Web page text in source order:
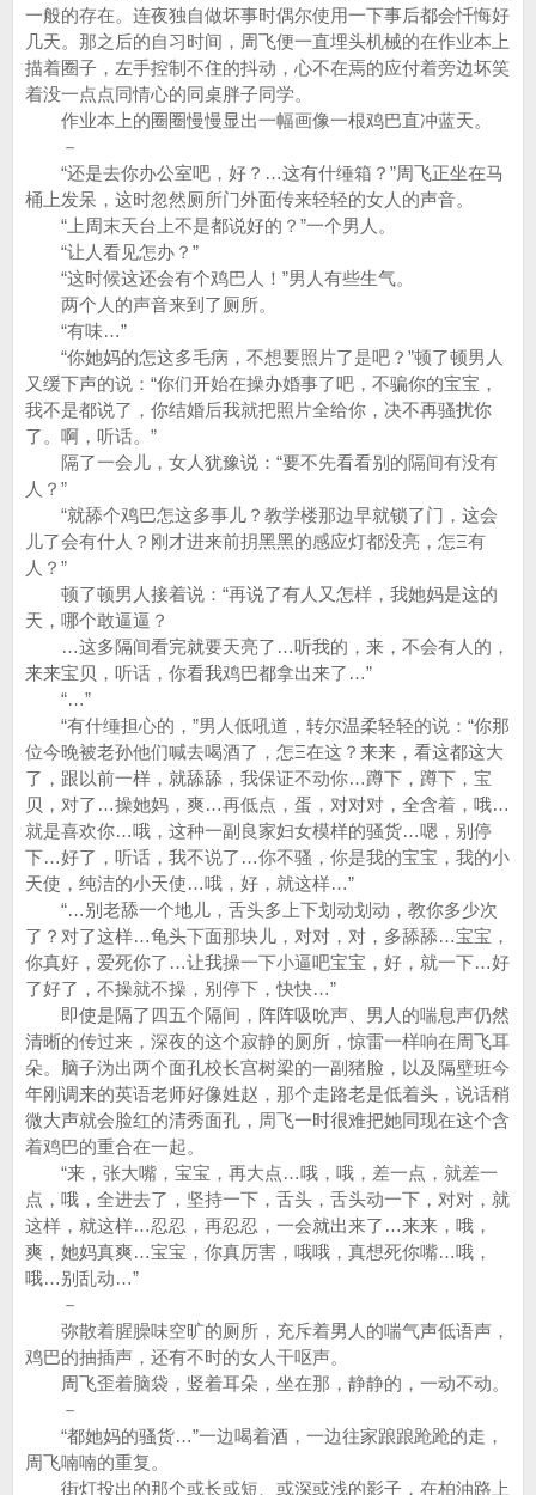
一般的存在。连夜独自做坏事时偶尔使用一下事后都会忏悔好
几天。那之后的自习时间，周飞便一直埋头机械的在作业本上
描着圈子，左手控制不住的抖动，心不在焉的应付着旁边坏笑
着没一点点同情心的同桌胖子同学。
作业本上的圈圈慢慢显出一幅画像一根鸡巴直冲蓝天。
－
“还是去你办公室吧，好？…这有什缍箱？”周飞正坐在马
桶上发呆，这时忽然厕所门外面传来轻轻的女人的声音。
“上周末天台上不是都说好的？”一个男人。
“让人看见怎办？”
“这时候这还会有个鸡巴人！”男人有些生气。
两个人的声音来到了厕所。
“有味…”
“你她妈的怎这多毛病，不想要照片了是吧？”顿了顿男人
又缓下声的说：“你们开始在操办婚事了吧，不骗你的宝宝，
我不是都说了，你结婚后我就把照片全给你，决不再骚扰你
了。啊，听话。”
隔了一会儿，女人犹豫说：“要不先看看别的隔间有没有
人？”
“就舔个鸡巴怎这多事儿？教学楼那边早就锁了门，这会
儿了会有什人？刚才进来前抈黑黑的感应灯都没亮，怎Ξ有
人？”
顿了顿男人接着说：“再说了有人又怎样，我她妈是这的
天，哪个敢逼逼？
…这多隔间看完就要天亮了…听我的，来，不会有人的，
来来宝贝，听话，你看我鸡巴都拿出来了…”
“…”
“有什缍担心的，”男人低吼道，转尔温柔轻轻的说：“你那
位今晚被老孙他们喊去喝酒了，怎Ξ在这？来来，看这都这大
了，跟以前一样，就舔舔，我保证不动你…蹲下，蹲下，宝
贝，对了…操她妈，爽…再低点，蛋，对对对，全含着，哦…
就是喜欢你…哦，这种一副良家妇女模样的骚货…嗯，别停
下…好了，听话，我不说了…你不骚，你是我的宝宝，我的小
天使，纯洁的小天使…哦，好，就这样…”
“…别老舔一个地儿，舌头多上下划动划动，教你多少次
了？对了这样…龟头下面那块儿，对对，对，多舔舔…宝宝，
你真好，爱死你了…让我操一下小逼吧宝宝，好，就一下…好
了好了，不操就不操，别停下，快快…”
即使是隔了四五个隔间，阵阵吸吮声、男人的喘息声仍然
清晰的传过来，深夜的这个寂静的厕所，惊雷一样响在周飞耳
朵。脑子沩出两个面孔校长宫树梁的一副猪脸，以及隔壁班今
年刚调来的英语老师好像姓赵，那个走路老是低着头，说话稍
微大声就会脸红的清秀面孔，周飞一时很难把她同现在这个含
着鸡巴的重合在一起。
“来，张大嘴，宝宝，再大点…哦，哦，差一点，就差一
点，哦，全进去了，坚持一下，舌头，舌头动一下，对对，就
这样，就这样…忍忍，再忍忍，一会就出来了…来来，哦，
爽，她妈真爽…宝宝，你真厉害，哦哦，真想死你嘴…哦，
哦…别乱动…”
－
弥散着腥臊味空旷的厕所，充斥着男人的喘气声低语声，
鸡巴的抽插声，还有不时的女人干呕声。
周飞歪着脑袋，竖着耳朵，坐在那，静静的，一动不动。
－
“都她妈的骚货…”一边喝着酒，一边往家踉踉跄跄的走，
周飞喃喃的重复。
街灯投出的那个或长或短、或深或浅的影子，在柏油路上